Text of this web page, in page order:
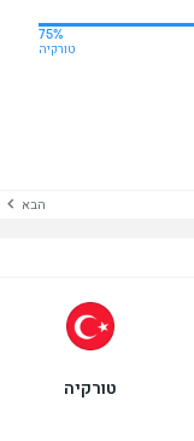
75%
טורקיה
הבא
טורקיה